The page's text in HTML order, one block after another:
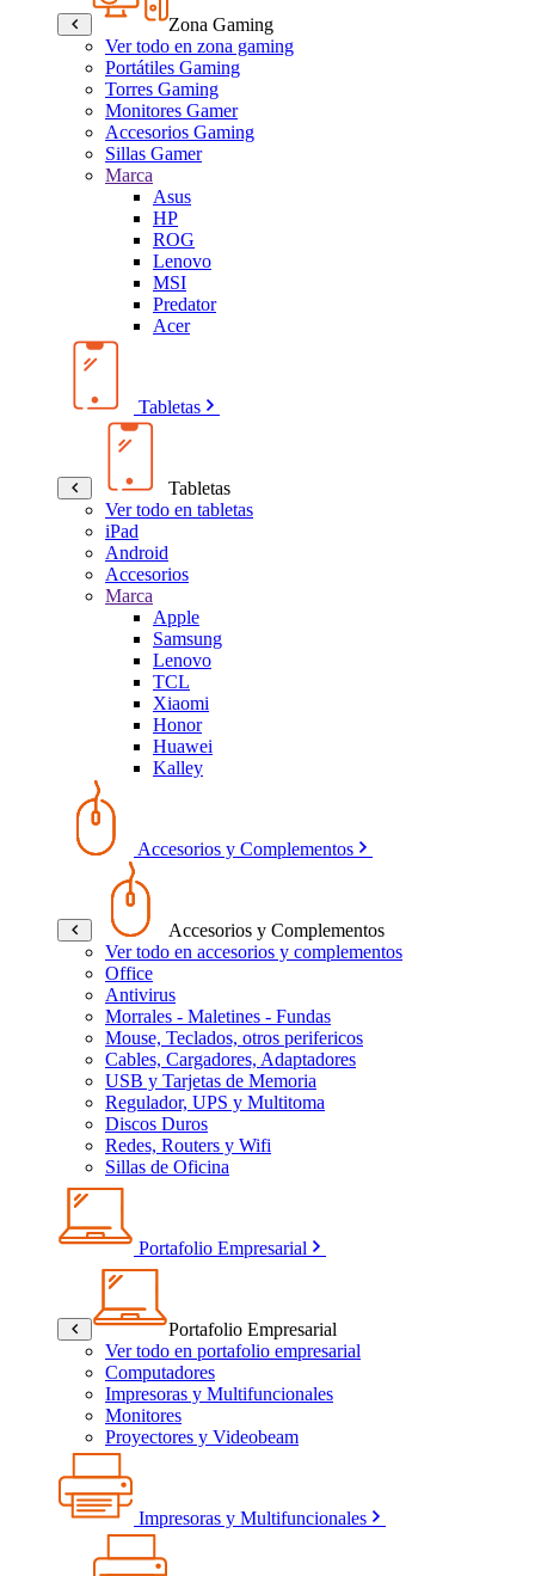
Zona Gaming
Ver todo en zona gaming
Portátiles Gaming
Torres Gaming
Monitores Gamer
Accesorios Gaming
Sillas Gamer
Marca
Asus
HP
ROG
Lenovo
MSI
Predator
Acer
Tabletas
Tabletas
Ver todo en tabletas
iPad
Android
Accesorios
Marca
Apple
Samsung
Lenovo
TCL
Xiaomi
Honor
Huawei
Kalley
Accesorios y Complementos
Accesorios y Complementos
Ver todo en accesorios y complementos
Office
Antivirus
Morrales - Maletines - Fundas
Mouse, Teclados, otros perifericos
Cables, Cargadores, Adaptadores
USB y Tarjetas de Memoria
Regulador, UPS y Multitoma
Discos Duros
Redes, Routers y Wifi
Sillas de Oficina
Portafolio Empresarial
Portafolio Empresarial
Ver todo en portafolio empresarial
Computadores
Impresoras y Multifuncionales
Monitores
Proyectores y Videobeam
Impresoras y Multifuncionales